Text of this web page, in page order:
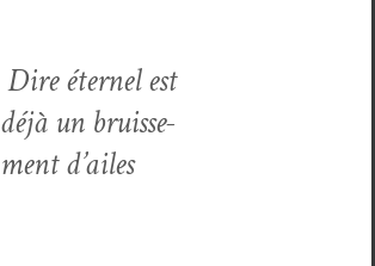
Direéter­nelest
déjà un bruisse­
ment d’ailes